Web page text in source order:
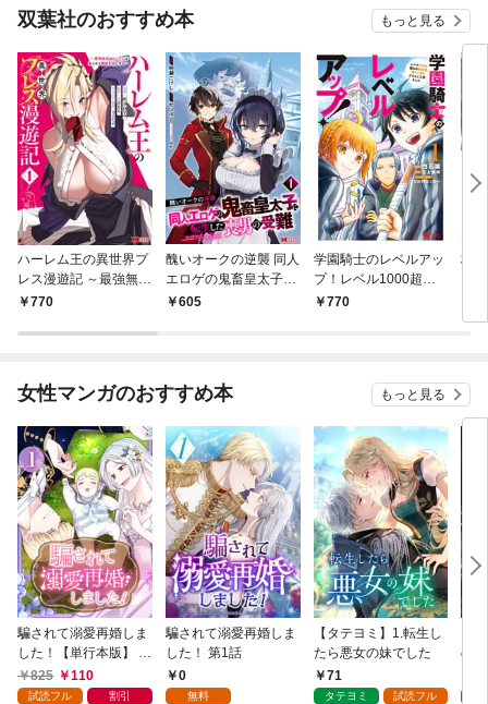
双葉社のおすすめ本 もっと見る
ハーレム王の異世界プ
レス漫遊記 ～最強無双
のおじさんはあらゆる
ミック） 1
770
醜いオークの逆襲 同人
エロゲの鬼畜皇太子に
転生した喪男の受難
605
学園騎士のレベルアッ
プ！レベル1000超え
の転生者、落ちこぼれ
770
村
女性マンガのおすすめ本 もっと見る
騙されて溺愛再婚しま
した！【単行本版】 1
巻825 110
試読フル 割引
騙されて溺愛再婚しま
した！ 第1話
0
無料
【タテヨミ】1.転生し
たら悪女の妹でした
71
タテヨミ 試読フル
の